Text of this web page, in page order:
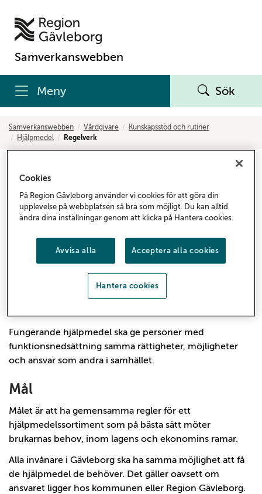
Samverkanswebben
Meny Sök
Samverkanswebben Vårdgivare
Kunskapsstöd och rutiner
Hjälpmedel
Regelverk
Regelverk – hjälpmedel
Regelverk och riktlinjer för hjälpmedelsförskrivning.
Förskrivning av hjälpmedel utgår från en helhetssyn på
och sociala behov tillgodoses.
samt möjlighet att välja hjälpmedel. Patientens
erfarenheter och kunskap om sin funktionsnedsättning
Fungerande hjälpmedel ska ge personer med
funktionsnedsättning samma rättigheter, möjligheter
och ansvar som andra i samhället.
Mål
Målet är att ha gemensamma regler för ett
hjälpmedelssortiment som på bästa sätt möter
brukarnas behov, inom lagens och ekonomins ramar.
Alla invånare i Gävleborg ska ha samma möjlighet att få
de hjälpmedel de behöver. Det gäller oavsett om
ansvaret ligger hos kommunen eller Region Gävleborg.
Cookies
På Region Gävleborg använder vi cookies för att göra din
upplevelse på webbplatsen så bra som möjligt. Du kan alltid
ändra dina inställningar genom att klicka på Hantera cookies.
Avvisa alla Acceptera alla cookies
Hantera cookies